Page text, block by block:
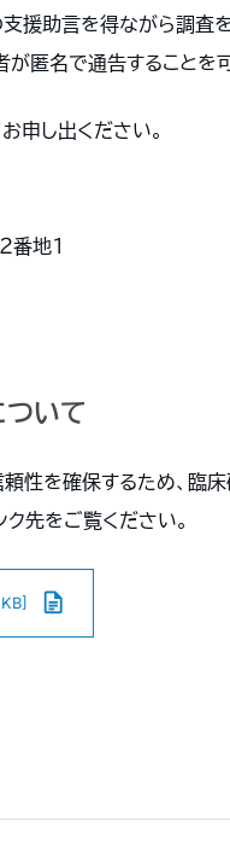
援助言を得ながら調査
匿名で通告することを
申し出ください。
地１
いて
性を確保するため、臨
先をご覧ください。